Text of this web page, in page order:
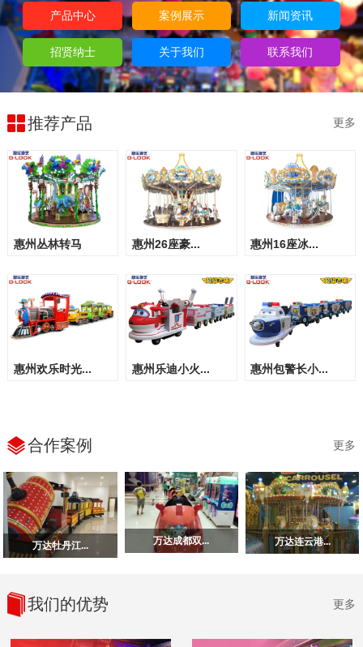
产品中心 案例展示 新闻资讯
招贤纳士 关于我们 联系我们
推荐产品 更多
惠州丛林转马 惠州26座豪... 惠州16座冰...
惠州欢乐时光... 惠州乐迪小火... 惠州包警长小...
合作案例 更多
万达牡丹江... 万达成都双... 万达连云港...
我们的优势 更多